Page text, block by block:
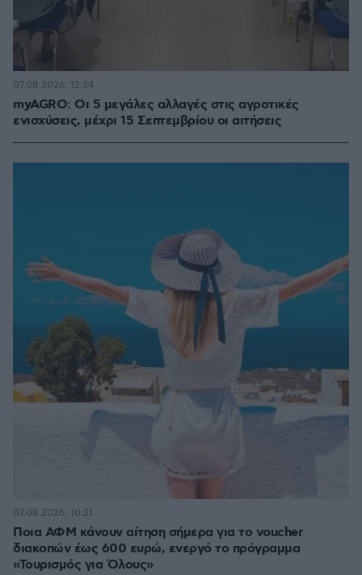
myAGRO: Οι 5 μεγάλες αλλαγές στις αγροτικές
ενισχύσεις, μέχρι 15 Σεπτεμβρίου οι αιτήσεις
07.08.2026, 12:34
Ποια ΑΦΜ κάνουν αίτηση σήμερα για το voucher
διακοπών έως 600 ευρώ, ενεργό το πρόγραμμα
«Τουρισμός για Όλους»
07.08.2026, 10:21